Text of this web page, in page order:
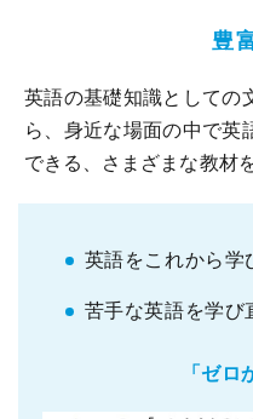
豊
英語の基礎知識としての
ら、身近な場面の中で英
できる、さまざまな教材
英語をこれから学
苦手な英語を学び
「ゼロ